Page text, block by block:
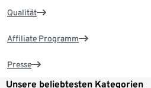
Qualität
Affiliate Programm
Presse
Unsere beliebtesten Kategorien